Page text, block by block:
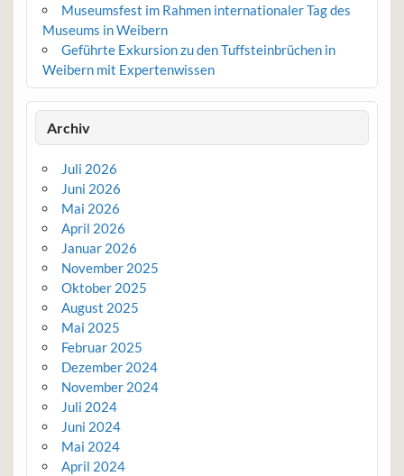
Museumsfest im Rahmen internationaler Tag des
Museums in Weibern
Geführte Exkursion zu den Tuffsteinbrüchen in
Weibern mit Expertenwissen
Archiv
Juli 2026
Juni 2026
Mai 2026
April 2026
Januar 2026
November 2025
Oktober 2025
August 2025
Mai 2025
Februar 2025
Dezember 2024
November 2024
Juli 2024
Juni 2024
Mai 2024
April 2024